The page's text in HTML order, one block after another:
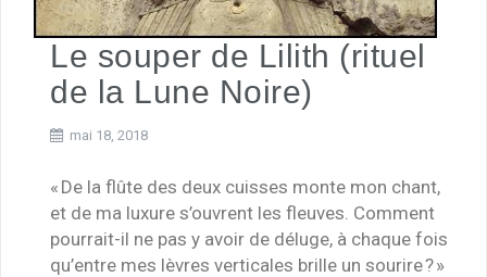
Le souper de Lilith (rituel
de la Lune Noire)
mai 18, 2018
« De la flûte des deux cuisses monte mon chant,
et de ma luxure s’ouvrent les fleuves. Comment
pourrait-il ne pas y avoir de déluge, à chaque fois
qu’entre mes lèvres verticales brille un sourire ? »